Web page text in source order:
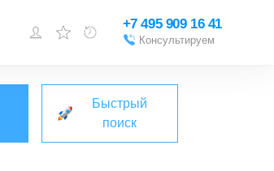
зарегистрироваться
Добавить объект
+7 495 909 16 41
Консультируем
Быстрый
поиск